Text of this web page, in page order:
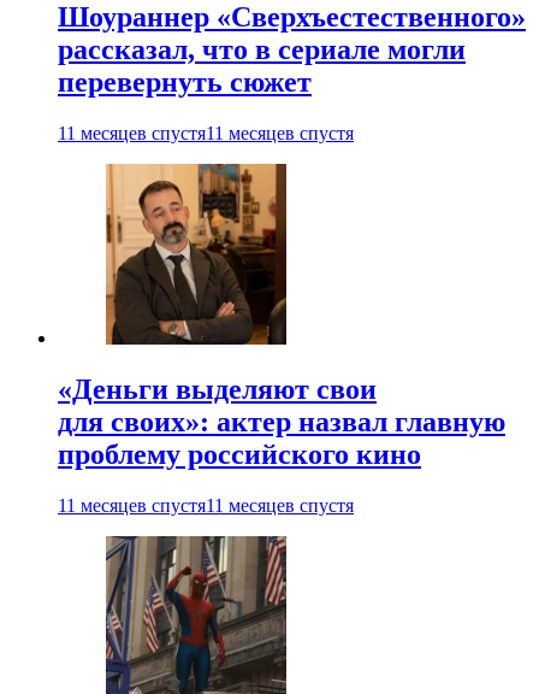
Шоураннер «Сверхъестественного»
рассказал, что в сериале могли
перевернуть сюжет
11 месяцев спустя11 месяцев спустя
«Деньги выделяют свои
для своих»: актер назвал главную
проблему российского кино
11 месяцев спустя11 месяцев спустя